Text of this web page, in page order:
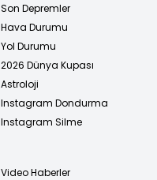
Son Depremler
Hava Durumu
Yol Durumu
2026 Dünya Kupası
Astroloji
Instagram Dondurma
Instagram Silme
Video Haberler